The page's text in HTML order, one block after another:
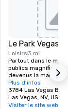
Le Park Vegas
Loisirs 3 mi
Partout dans le
publics magnifiques
devenus la marque
belles villes et Las
exception. MGM
l'expérience
créant une
Plus d'infos
3784 Las Vegas
Las Vegas, NV, US
Visiter le site web